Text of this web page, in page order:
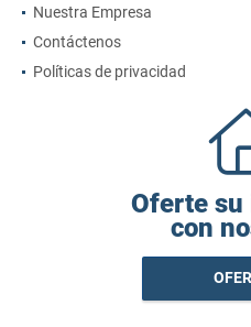
Nuestra Empresa
Contáctenos
Políticas de privacidad
Oferte
con